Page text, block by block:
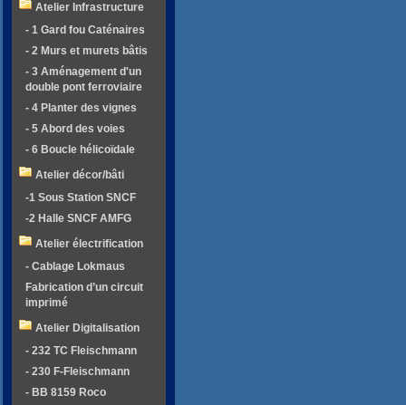
Atelier Infrastructure
- 1 Gard fou Caténaires
- 2 Murs et murets bâtis
- 3 Aménagement d'un
double pont ferroviaire
- 4 Planter des vignes
- 5 Abord des voies
- 6 Boucle hélicoïdale
Atelier décor/bâti
-1 Sous Station SNCF
-2 Halle SNCF AMFG
Atelier électrification
- Cablage Lokmaus
Fabrication d’un circuit
imprimé
Atelier Digitalisation
- 232 TC Fleischmann
- 230 F-Fleischmann
- BB 8159 Roco